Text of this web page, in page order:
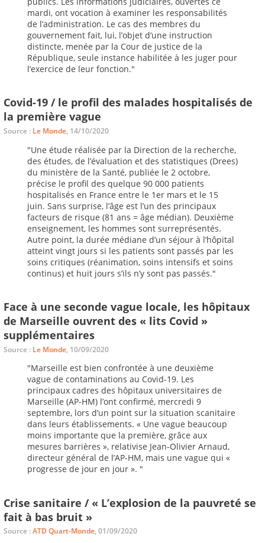
mardi, ont vocation à examiner les responsabilités
de l’administration. Le cas des membres du
gouvernement fait, lui, l’objet d’une instruction
distincte, menée par la Cour de justice de la
République, seule instance habilitée à les juger pour
l’exercice de leur fonction."
Covid-19 / le profil des malades hospitalisés de
la première vague
Source : Le Monde, 14/10/2020
"Une étude réalisée par la Direction de la recherche,
des études, de l’évaluation et des statistiques (Drees)
du ministère de la Santé, publiée le 2 octobre,
précise le profil des quelque 90 000 patients
hospitalisés en France entre le 1er mars et le 15
juin. Sans surprise, l’âge est l’un des principaux
facteurs de risque (81 ans = âge médian). Deuxième
enseignement, les hommes sont surreprésentés.
Autre point, la durée médiane d’un séjour à l’hôpital
atteint vingt jours si les patients sont passés par les
soins critiques (réanimation, soins intensifs et soins
continus) et huit jours s’ils n’y sont pas passés."
Face à une seconde vague locale, les hôpitaux
de Marseille ouvrent des « lits Covid »
supplémentaires
Source : Le Monde, 10/09/2020
"Marseille est bien confrontée à une deuxième
vague de contaminations au Covid-19. Les
principaux cadres des hôpitaux universitaires de
Marseille (AP-HM) l’ont confirmé, mercredi 9
septembre, lors d’un point sur la situation scanitaire
dans leurs établissements. « Une vague beaucoup
moins importante que la première, grâce aux
mesures barrières », relativise Jean-Olivier Arnaud,
directeur général de l’AP-HM, mais une vague qui «
progresse de jour en jour ». "
Crise sanitaire / « L’explosion de la pauvreté se
fait à bas bruit »
Source :ATD Quart-Monde, 01/09/2020